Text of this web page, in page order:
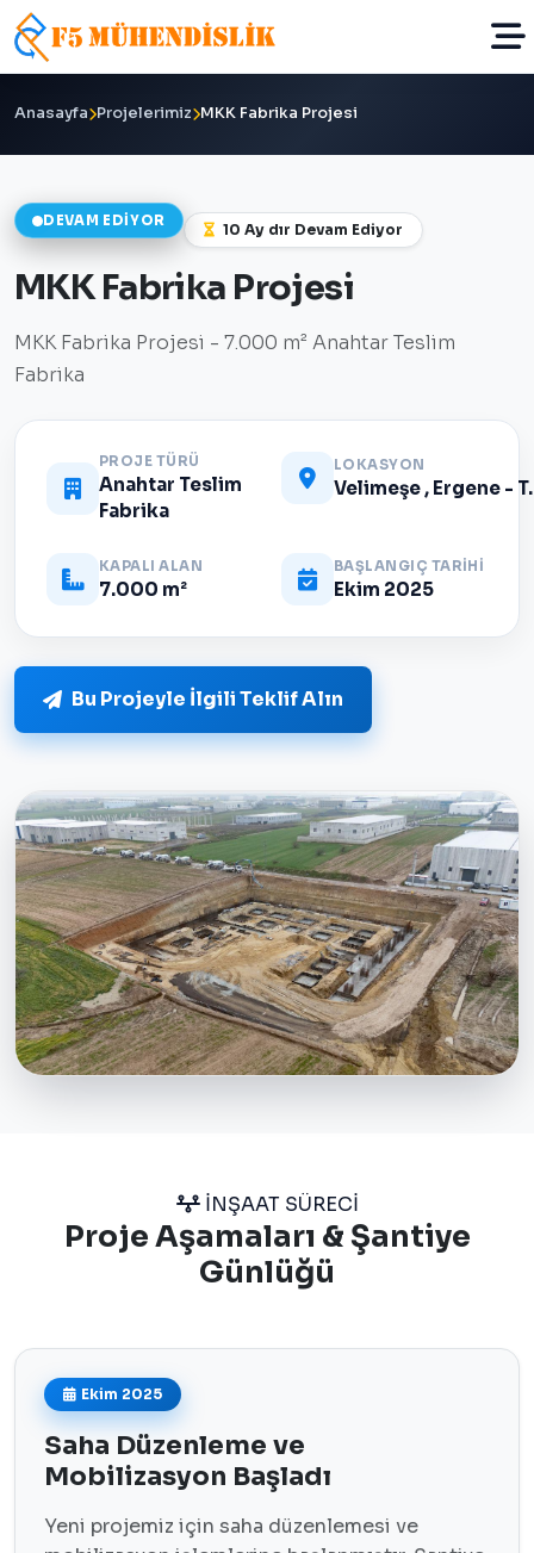
Anasayfa Projelerimiz MKK Fabrika Projesi
DEVAM EDIYOR 10 Ay dır Devam Ediyor
MKK Fabrika Projesi
MKK Fabrika Projesi - 7.000 m² Anahtar Teslim
Fabrika
PROJE TÜRÜ
Anahtar Teslim
Fabrika
LOKASYON
KAPALI ALAN
7.000 m²
BAŞLANGIÇ TARİHİ
Ekim 2025
Bu Projeyle İlgili Teklif Alın
İNŞAAT SÜRECİ
Proje Aşamaları & Şantiye
Günlüğü
Ekim 2025
Saha Düzenleme ve
Mobilizasyon Başladı
Yeni projemiz için saha düzenlemesi ve